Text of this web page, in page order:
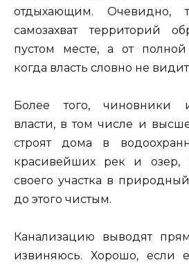
отдыхающим. Очевидно,
самозахват территорий
пустом месте, а от полной
когда власть словно не
Более того, чиновники
власти, в том числе и
строят дома в
красивейших рек и озер,
своего участка в
до этого чистым.
Канализацию выводят
извиняюсь. Хорошо, если